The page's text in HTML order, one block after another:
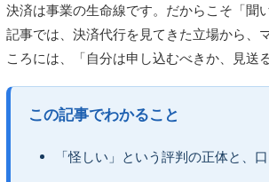
決済は事業の生命線です。だからこそ「聞
記事では、決済代行を見てきた立場から、
ころには、「自分は申し込むべきか、見送
この記事でわかること
「怪しい」という評判の正体と、